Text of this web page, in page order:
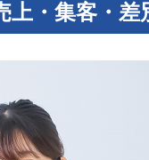
・集客・差